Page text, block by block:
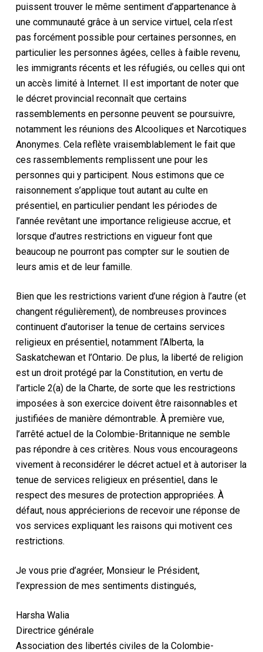
puissent trouver le même sentiment d’appartenance à
une communauté grâce à un service virtuel, cela n’est
pas forcément possible pour certaines personnes, en
particulier les personnes âgées, celles à faible revenu,
les immigrants récents et les réfugiés, ou celles qui ont
un accès limité à Internet. Il est important de noter que
le décret provincial reconnaît que certains
rassemblements en personne peuvent se poursuivre,
notamment les réunions des Alcooliques et Narcotiques
Anonymes. Cela reflète vraisemblablement le fait que
ces rassemblements remplissent une pour les
personnes qui y participent. Nous estimons que ce
raisonnement s’applique tout autant au culte en
présentiel, en particulier pendant les périodes de
l’année revêtant une importance religieuse accrue, et
lorsque d’autres restrictions en vigueur font que
beaucoup ne pourront pas compter sur le soutien de
leurs amis et de leur famille.
Bien que les restrictions varient d’une région à l’autre (et
changent régulièrement), de nombreuses provinces
continuent d’autoriser la tenue de certains services
religieux en présentiel, notamment l’Alberta, la
Saskatchewanet l’Ontario. De plus, la liberté de religion
est un droit protégé par la Constitution, en vertu de
l’article 2(a) de la Charte,de sorte que les restrictions
imposées à son exercice doivent être raisonnables et
justifiées de manière démontrable. À première vue,
l’arrêté actuel de la Colombie-Britannique ne semble
pas répondre à ces critères. Nous vous encourageons
vivement à reconsidérer le décret actuel et à autoriser la
tenue de services religieux en présentiel, dans le
respect des mesures de protection appropriées. À
défaut, nous apprécierions de recevoir une réponse de
vos services expliquant les raisons qui motivent ces
restrictions.
Je vous prie d’agréer, Monsieur le Président,
l’expression de mes sentiments distingués,
Harsha Walia
Directrice générale
Association des libertés civiles de la Colombie-